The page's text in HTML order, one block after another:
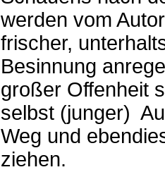
werden vom
frischer,
Besinnung
großer Offenheit
selbst (junger)
Weg und
ziehen.